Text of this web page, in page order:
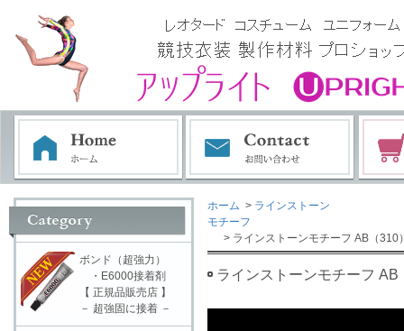
ホーム > ラインストーン
モチーフ
> ラインストーンモチーフ AB（310
ラインストーンモチーフ AB
ボンド（超強力）
・E6000接着剤
【 正規品販売店 】
－ 超強固に接着 －